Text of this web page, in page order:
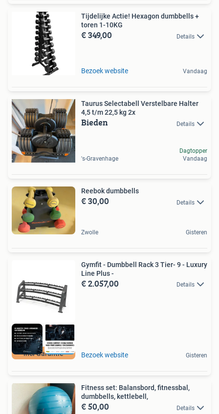
Tijdelijke Actie! Hexagon dumbbells +
toren 1-10KG
€ 349,00 Details
Bezoek website Vandaag
Taurus Selectabell Verstelbare Halter
4,5 t/m 22,5 kg 2x
Bieden Details
's-Gravenhage
Dagtopper
Vandaag
Reebok dumbbells
€ 30,00 Details
Zwolle Gisteren
incl Garantie
Gymfit - Dumbbell Rack 3 Tier- 9 - Luxury
Line Plus -
€ 2.057,00 Details
Bezoek website Gisteren
Fitness set: Balansbord, fitnessbal,
dumbbells, kettlebell,
€ 50,00 Details